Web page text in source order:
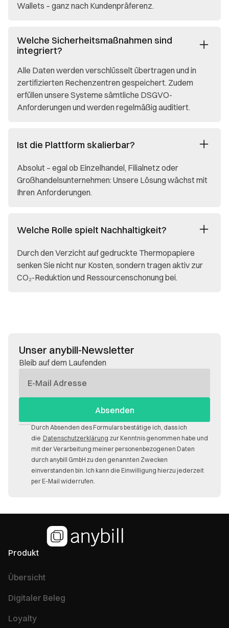
Wallets – ganz nach Kundenpräferenz.
Welche Sicherheitsmaßnahmen sind
integriert?
Alle Daten werden verschlüsselt übertragen und in
zertifizierten Rechenzentren gespeichert. Zudem
erfüllen unsere Systeme sämtliche DSGVO-
Anforderungen und werden regelmäßig auditiert.
Ist die Plattform skalierbar?
Absolut – egal ob Einzelhandel, Filialnetz oder
Großhandelsunternehmen: Unsere Lösung wächst mit
Ihren Anforderungen.
Welche Rolle spielt Nachhaltigkeit?
Durch den Verzicht auf gedruckte Thermopapiere
senken Sie nicht nur Kosten, sondern tragen aktiv zur
CO₂-Reduktion und Ressourcenschonung bei.
Unser anybill-Newsletter
Bleib auf dem Laufenden
Mail
Durch Absenden des Formulars bestätige ich, dass ich
die Datenschutzerklärung zur Kenntnis genommen habe und
mit der Verarbeitung meiner personenbezogenen Daten
durch anybill GmbH zu den genannten Zwecken
einverstanden bin. Ich kann die Einwilligung hierzu jederzeit
per E-Mail widerrufen.
Produkt
Übersicht
Digitaler Beleg
Loyalty